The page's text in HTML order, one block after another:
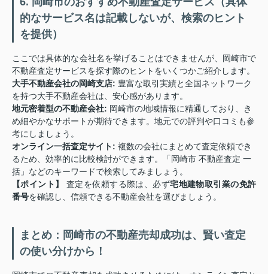
的なサービス名は記載しないが、検索のヒント
を提供）
ここでは具体的な会社名を挙げることはできませんが、岡崎市で
不動産査定サービスを探す際のヒントをいくつかご紹介します。
大手不動産会社の岡崎支店: 豊富な取引実績と全国ネットワーク
を持つ大手不動産会社は、安心感があります。
地元密着型の不動産会社: 岡崎市の地域情報に精通しており、き
め細やかなサポートが期待できます。地元での評判や口コミも参
考にしましょう。
オンライン一括査定サイト: 複数の会社にまとめて査定依頼でき
るため、効率的に比較検討ができます。「岡崎市 不動産査定 一
括」などのキーワードで検索してみましょう。
【ポイント】
査定を依頼する際は、必ず宅地建物取引業の免許
番号を確認し、信頼できる不動産会社を選びましょう。
まとめ：岡崎市の不動産売却成功は、賢い査定
の使い分けから！